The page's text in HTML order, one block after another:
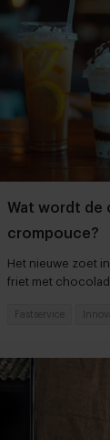
Wat wordt de
crompouce?
Het nieuwe zoet
friet met
Fastservice